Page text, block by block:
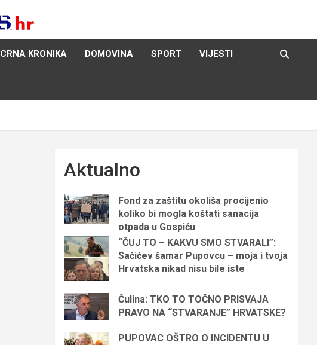
CRNA KRONIKA DOMOVINA SPORT VIJESTI
Aktualno
Fond za zaštitu okoliša procijenio
koliko bi mogla koštati sanacija
otpada u Gospiću
“ČUJ TO – KAKVU SMO STVARALI”:
Sačićev šamar Pupovcu – moja i tvoja
Hrvatska nikad nisu bile iste
Čulina: TKO TO TOČNO PRISVAJA
PRAVO NA “STVARANJE” HRVATSKE?
PUPOVAC OŠTRO O INCIDENTU U